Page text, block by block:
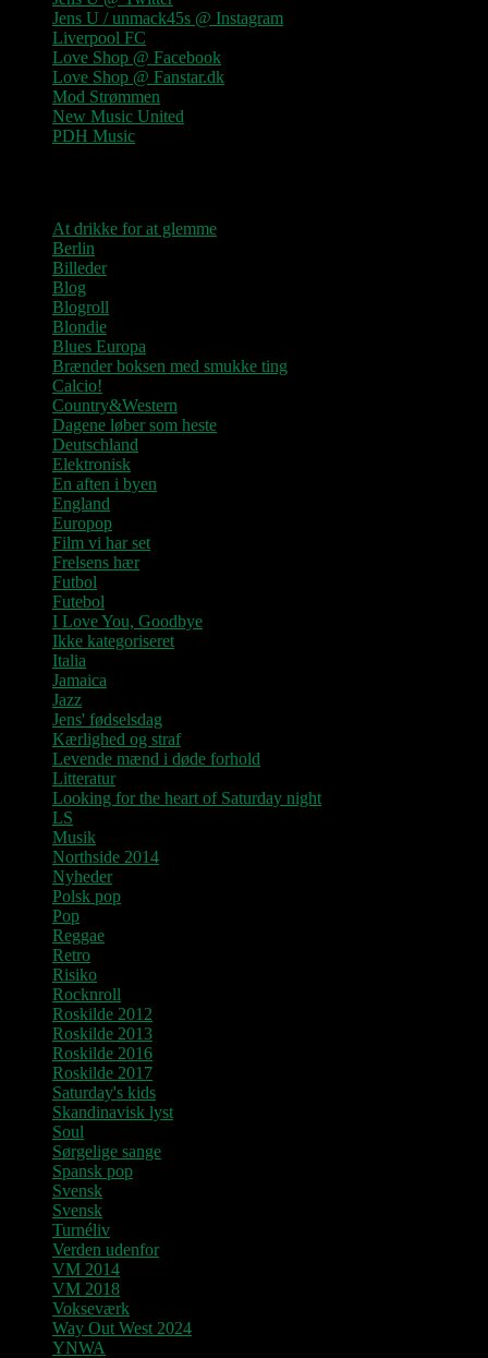
Jens U / unmack45s @ Instagram
Liverpool FC
Love Shop @ Facebook
Love Shop @ Fanstar.dk
Mod Strømmen
New Music United
PDH Music
At drikke for at glemme
Berlin
Billeder
Blog
Blogroll
Blondie
Blues Europa
Brænder boksen med smukke ting
Calcio!
Country&Western
Dagene løber som heste
Deutschland
Elektronisk
En aften i byen
England
Europop
Film vi har set
Frelsens hær
Futbol
Futebol
I Love You, Goodbye
Ikke kategoriseret
Italia
Jamaica
Jazz
Jens' fødselsdag
Kærlighed og straf
Levende mænd i døde forhold
Litteratur
Looking for the heart of Saturday night
LS
Musik
Northside 2014
Nyheder
Polsk pop
Pop
Reggae
Retro
Risiko
Rocknroll
Roskilde 2012
Roskilde 2013
Roskilde 2016
Roskilde 2017
Saturday's kids
Skandinavisk lyst
Soul
Sørgelige sange
Spansk pop
Svensk
Svensk
Turnéliv
Verden udenfor
VM 2014
VM 2018
Vokseværk
Way Out West 2024
YNWA